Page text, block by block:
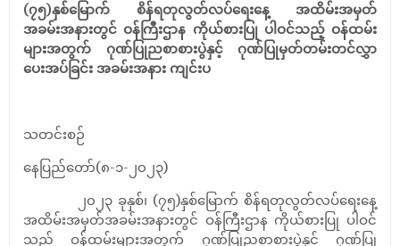
(၇၅)နှစ်မြောက် စိန်ရတုလွတ်လပ်ရေးနေ့ အထိမ်းအမှတ်
အခမ်းအနားတွင် ဝန်ကြီးဌာန ကိုယ်စားပြု ပါဝင်သည့် ဝန်ထမ်း
များအတွက် ဂုဏ်ပြုညစာစားပွဲနှင့် ဂုဏ်ပြုမှတ်တမ်းတင်လွှာ
ပေးအပ်ခြင်း အခမ်းအနား ကျင်းပ
သတင်းစဉ်
နေပြည်တော်(၈-၁-၂၀၂၃)
၂၀၂၃ ခုနှစ်၊ (၇၅)နှစ်မြောက် စိန်ရတုလွတ်လပ်ရေးနေ့
အထိမ်းအမှတ်အခမ်းအနားတွင် ဝန်ကြီးဌာန ကိုယ်စားပြု ပါဝင်
သည့် ဝန်ထမ်းများအတွက် ဂုဏ်ပြုညစာစားပွဲနှင့် ဂုဏ်ပြု